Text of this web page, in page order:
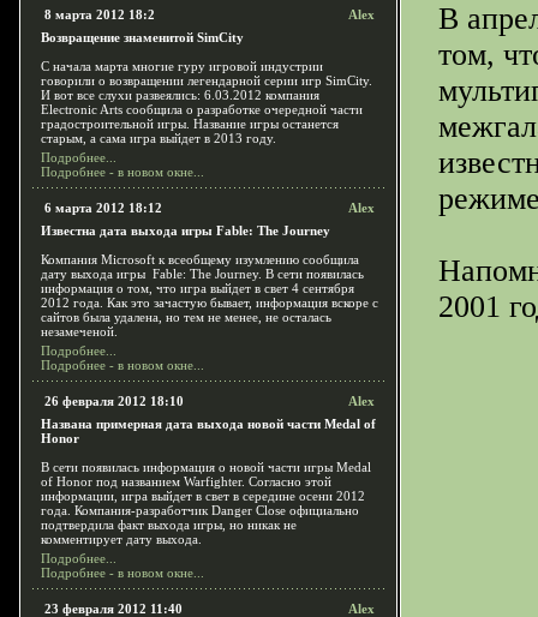
8 марта 2012 18:2
Alex
Возвращение знаменитой SimCity
С начала марта многие гуру игровой индустрии
говорили о возвращении легендарной серии игр SimCity.
И вот все слухи развеялись: 6.03.2012 компания
Electronic Arts сообщила о разработке очередной части
градостроительной игры. Название игры останется
старым, а сама игра выйдет в 2013 году.
Подробнее...
Подробнее - в новом окне...
6 марта 2012 18:12
Alex
Известна дата выхода игры Fable: The Journey
Компания Microsoft к всеобщему изумлению сообщила
дату выхода игры Fable: The Journey. В сети появилась
информация о том, что игра выйдет в свет 4 сентября
2012 года. Как это зачастую бывает, информация вскоре с
сайтов была удалена, но тем не менее, не осталась
незамеченой.
Подробнее...
Подробнее - в новом окне...
26 февраля 2012 18:10
Alex
Названа примерная дата выхода новой части Medal of
Honor
В сети появилась информация о новой части игры Medal
of Honor под названием Warfighter. Согласно этой
информации, игра выйдет в свет в середине осени 2012
года. Компания-разработчик Danger Close официально
подтвердила факт выхода игры, но никак не
комментирует дату выхода.
Подробнее...
Подробнее - в новом окне...
23 февраля 2012 11:40
Alex
В
том,
2001